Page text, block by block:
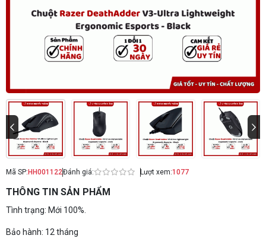
Mã SP: HH001122Đánh giá: Lượt xem:1077
THÔNG TIN SẢN PHẨM
Tình trạng: Mới 100%.
Bảo hành: 12 tháng